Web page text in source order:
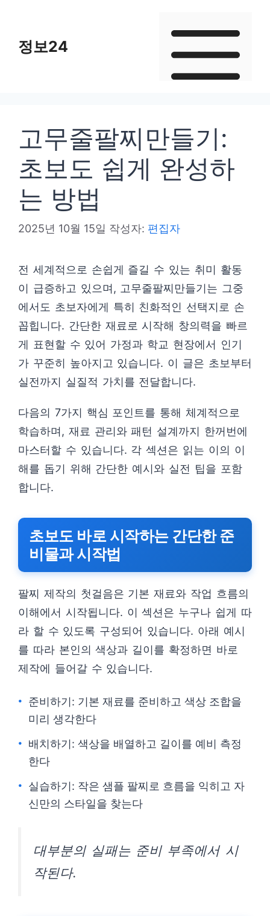
정보24
고무줄팔찌만들기:
초보도 쉽게 완성하
는 방법
2025년 10월 15일 작성자: 편집자
전 세계적으로 손쉽게 즐길 수 있는 취미 활동
이 급증하고 있으며, 고무줄팔찌만들기는 그중
에서도 초보자에게 특히 친화적인 선택지로 손
꼽힙니다. 간단한 재료로 시작해 창의력을 빠르
게 표현할 수 있어 가정과 학교 현장에서 인기
가 꾸준히 높아지고 있습니다. 이 글은 초보부터
실전까지 실질적 가치를 전달합니다.
다음의 7가지 핵심 포인트를 통해 체계적으로
학습하며, 재료 관리와 패턴 설계까지 한꺼번에
마스터할 수 있습니다. 각 섹션은 읽는 이의 이
해를 돕기 위해 간단한 예시와 실전 팁을 포함
합니다.
초보도 바로 시작하는 간단한 준
비물과 시작법
팔찌 제작의 첫걸음은 기본 재료와 작업 흐름의
이해에서 시작됩니다. 이 섹션은 누구나 쉽게 따
라 할 수 있도록 구성되어 있습니다. 아래 예시
를 따라 본인의 색상과 길이를 확정하면 바로
제작에 들어갈 수 있습니다.
준비하기: 기본 재료를 준비하고 색상 조합을
미리 생각한다
배치하기: 색상을 배열하고 길이를 예비 측정
한다
실습하기: 작은 샘플 팔찌로 흐름을 익히고 자
신만의 스타일을 찾는다
대부분의 실패는 준비 부족에서 시
작된다.